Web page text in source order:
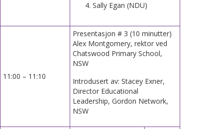
Sally Egan (NDU)
11:00 – 11:10
Presentasjon # 3 (10 minutter)
Alex Montgomery, rektor ved
Chatswood Primary School,
NSW
Introdusert av: Stacey Exner,
Director Educational
Leadership, Gordon Network,
NSW